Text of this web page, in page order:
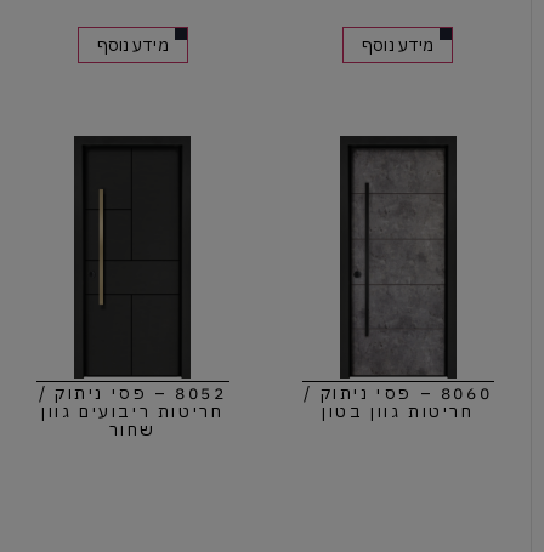
מידע נוסף מידע נוסף
8060 – פסי ניתוק /
חריטות גוון בטון
8052 – פסי ניתוק /
חריטות ריבועים גוון
שחור